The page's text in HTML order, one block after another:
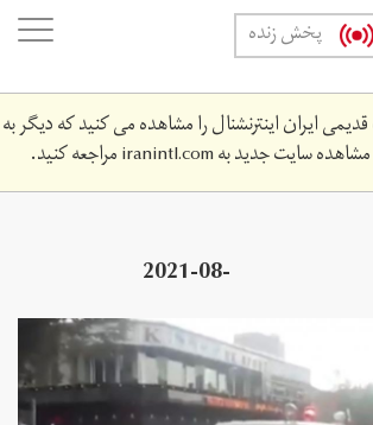
پخش زنده
ایران اینترنشنال را مشاهده می کنید که دیگر به
سایت جدید بهiranintl.comمراجعه کنید.
2021-08-
conflict.jpg